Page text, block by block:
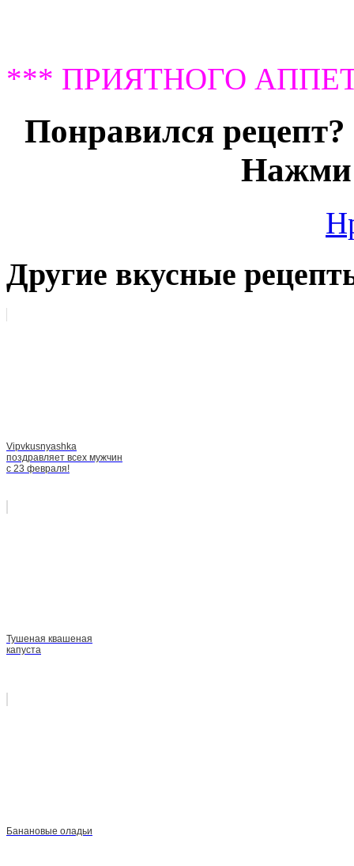
*** ПРИЯТНОГО
Понравился
Нажми
Другие вкусные
Vipvkusnyashka
поздравляет всех мужчин
с 23 февраля!
Тушеная квашеная
капуста
Банановые оладьи